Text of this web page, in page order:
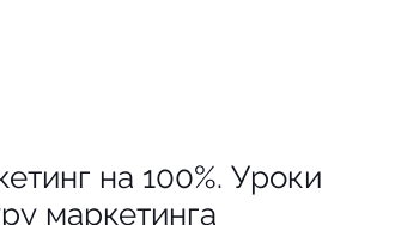
на 100%. Уроки
маркетинга